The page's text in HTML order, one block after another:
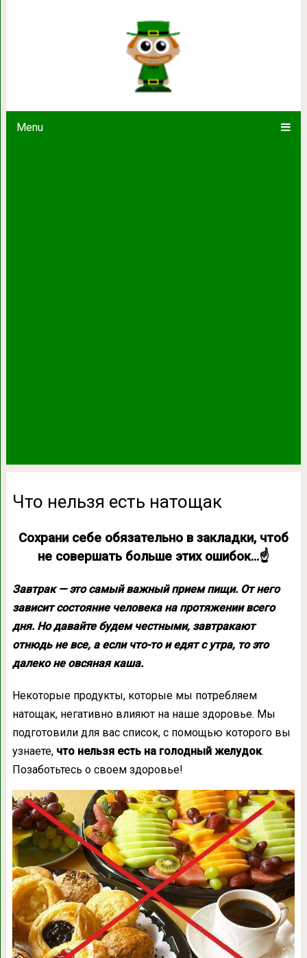
Menu
Что нельзя есть натощак
Сохрани себе обязательно в закладки, чтоб
не совершать больше этих ошибок…☝
Завтрак — это самый важный прием пищи. От него
зависит состояние человека на протяжении всего
дня. Но давайте будем честными, завтракают
отнюдь не все, а если что-то и едят с утра, то это
далеко не овсяная каша.
Некоторые продукты, которые мы потребляем
натощак, негативно влияют на наше здоровье. Мы
подготовили для вас список, с помощью которого вы
узнаете, что нельзя есть на голодный желудок.
Позаботьтесь о своем здоровье!